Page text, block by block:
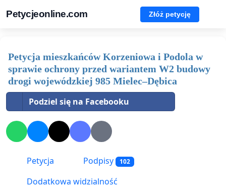
Petycjeonline.com Złóż petycję
Petycja mieszkańców Korzeniowa i Podola w
sprawie ochrony przed wariantem W2 budowy
drogi wojewódzkiej 985 Mielec–Dębica
Podziel się na Facebooku
Petycja Podpisy 102
Dodatkowa widzialność